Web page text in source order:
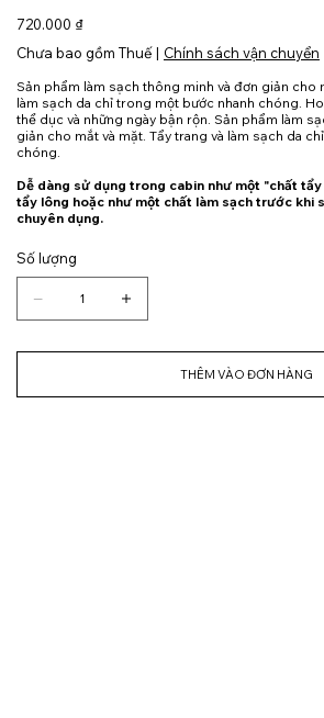
Giá
720.000 ₫
Chưa bao gồm Thuế | Chính sách vận chuyển
Sản phẩm làm sạch thông minh và đơn giản cho
làm sạch da chỉ trong một bước nhanh chóng.
thể dục và những ngày bận rộn. Sản phẩm làm
giản cho mắt và mặt. Tẩy trang và làm sạch da
chóng.
Dễ dàng sử dụng trong cabin như một "chất
tẩy lông hoặc như một chất làm sạch trước khi
chuyên dụng.
Số lượng
THÊM VÀO ĐƠN HÀNG